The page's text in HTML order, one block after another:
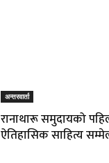
अन्तरवार्ता
रानाथारू समुदायको
ऐतिहासिक साहित्य